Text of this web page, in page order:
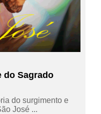
do Sagrado
do surgimento e
José ...